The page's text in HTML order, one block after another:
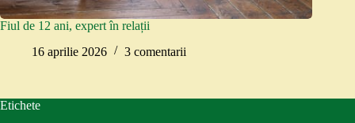
Fiul de 12 ani, expert în relații
16 aprilie 2026
3 comentarii
Etichete